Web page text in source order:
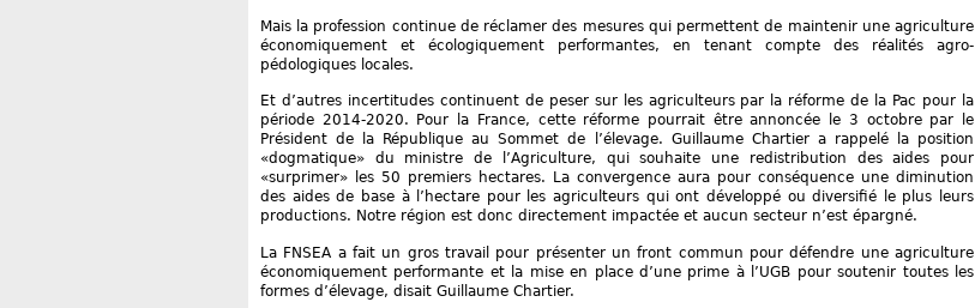
Mais la profession continue de réclamer des mesures qui permettent de maintenir une agriculture
économiquement et écologiquement performantes, en tenant compte des réalités agro-
pédologiques locales.
Et d’autres incertitudes continuent de peser sur les agriculteurs par la réforme de la Pac pour la
période 2014-2020. Pour la France, cette réforme pourrait être annoncée le 3 octobre par le
Président de la République au Sommet de l’élevage. Guillaume Chartier a rappelé la position
«dogmatique» du ministre de l’Agriculture, qui souhaite une redistribution des aides pour
«surprimer» les 50 premiers hectares. La convergence aura pour conséquence une diminution
des aides de base à l’hectare pour les agriculteurs qui ont développé ou diversifié le plus leurs
productions. Notre région est donc directement impactée et aucun secteur n’est épargné.
La FNSEA a fait un gros travail pour présenter un front commun pour défendre une agriculture
économiquement performante et la mise en place d’une prime à l’UGB pour soutenir toutes les
formes d’élevage, disait Guillaume Chartier.